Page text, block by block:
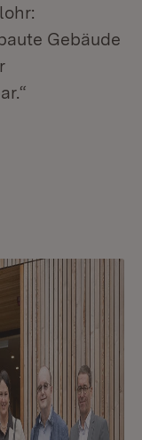
Gebäude